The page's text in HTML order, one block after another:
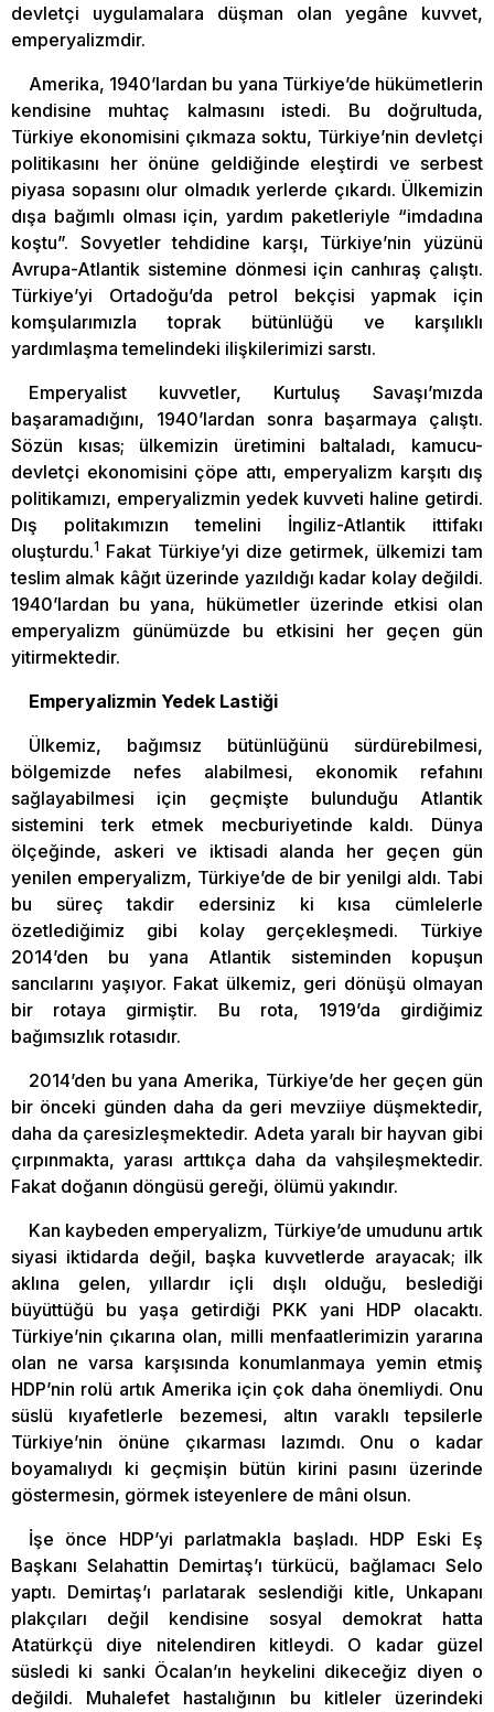
devletçi uygulamalara düşman olan yegâne kuvvet,
emperyalizmdir.
Amerika, 1940’lardan bu yana Türkiye’de hükümetlerin
kendisine muhtaç kalmasını istedi. Bu doğrultuda,
Türkiye ekonomisini çıkmaza soktu, Türkiye’nin devletçi
politikasını her önüne geldiğinde eleştirdi ve serbest
piyasa sopasını olur olmadık yerlerde çıkardı. Ülkemizin
dışa bağımlı olması için, yardım paketleriyle “imdadına
koştu”. Sovyetler tehdidine karşı, Türkiye’nin yüzünü
Avrupa-Atlantik sistemine dönmesi için canhıraş çalıştı.
Türkiye’yi Ortadoğu’da petrol bekçisi yapmak için
komşularımızla toprak bütünlüğü ve karşılıklı
yardımlaşma temelindeki ilişkilerimizi sarstı.
Emperyalist kuvvetler, Kurtuluş Savaşı’mızda
başaramadığını, 1940’lardan sonra başarmaya çalıştı.
Sözün kısas; ülkemizin üretimini baltaladı, kamucu-
devletçi ekonomisini çöpe attı, emperyalizm karşıtı dış
politikamızı, emperyalizmin yedek kuvveti haline getirdi.
Dış politakımızın temelini İngiliz-Atlantik ittifakı
oluşturdu.1 Fakat Türkiye’yi dize getirmek, ülkemizi tam
teslim almak kâğıt üzerinde yazıldığı kadar kolay değildi.
1940’lardan bu yana, hükümetler üzerinde etkisi olan
emperyalizm günümüzde bu etkisini her geçen gün
yitirmektedir.
Emperyalizmin Yedek Lastiği
Ülkemiz, bağımsız bütünlüğünü sürdürebilmesi,
bölgemizde nefes alabilmesi, ekonomik refahını
sağlayabilmesi için geçmişte bulunduğu Atlantik
sistemini terk etmek mecburiyetinde kaldı. Dünya
ölçeğinde, askeri ve iktisadi alanda her geçen gün
yenilen emperyalizm, Türkiye’de de bir yenilgi aldı. Tabi
bu süreç takdir edersiniz ki kısa cümlelerle
özetlediğimiz gibi kolay gerçekleşmedi. Türkiye
2014’den bu yana Atlantik sisteminden kopuşun
sancılarını yaşıyor. Fakat ülkemiz, geri dönüşü olmayan
bir rotaya girmiştir. Bu rota, 1919’da girdiğimiz
bağımsızlık rotasıdır.
2014’den bu yana Amerika, Türkiye’de her geçen gün
bir önceki günden daha da geri mevziiye düşmektedir,
daha da çaresizleşmektedir. Adeta yaralı bir hayvan gibi
çırpınmakta, yarası arttıkça daha da vahşileşmektedir.
Fakat doğanın döngüsü gereği, ölümü yakındır.
Kan kaybeden emperyalizm, Türkiye’de umudunu artık
siyasi iktidarda değil, başka kuvvetlerde arayacak; ilk
aklına gelen, yıllardır içli dışlı olduğu, beslediği
büyüttüğü bu yaşa getirdiği PKK yani HDP olacaktı.
Türkiye’nin çıkarına olan, milli menfaatlerimizin yararına
olan ne varsa karşısında konumlanmaya yemin etmiş
HDP’nin rolü artık Amerika için çok daha önemliydi. Onu
süslü kıyafetlerle bezemesi, altın varaklı tepsilerle
Türkiye’nin önüne çıkarması lazımdı. Onu o kadar
boyamalıydı ki geçmişin bütün kirini pasını üzerinde
göstermesin, görmek isteyenlere de mâni olsun.
İşe önce HDP’yi parlatmakla başladı. HDP Eski Eş
Başkanı Selahattin Demirtaş’ı türkücü, bağlamacı Selo
yaptı. Demirtaş’ı parlatarak seslendiği kitle, Unkapanı
plakçıları değil kendisine sosyal demokrat hatta
Atatürkçü diye nitelendiren kitleydi. O kadar güzel
süsledi ki sanki Öcalan’ın heykelini dikeceğiz diyen o
değildi. Muhalefet hastalığının bu kitleler üzerindeki